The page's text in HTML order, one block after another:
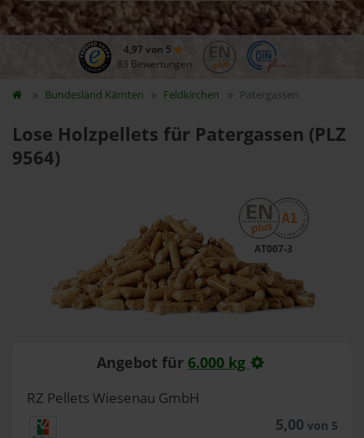
4,97 von 5
83 Bewertungen
Bundesland Kärnten Feldkirchen Patergassen
Lose Holzpellets für Patergassen (PLZ
9564)
AT007-3
Angebot für 6.000 kg
RZ Pellets Wiesenau GmbH
5,00 von 5